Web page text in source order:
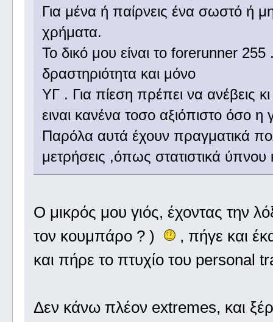
Για μένα ή παίρνεις ένα σωστό ή
χρήματα.
Το δικό μου είναι το forerunner
δραστηριότητα και μόνο
ΥΓ . Για πίεση πρέπει να ανέβεις
ειναι κανένα τοσο αξιόπιστο όσο
Παρόλα αυτά έχουν πραγματικά
μετρήσεις ,όπως στατιστικά ύπνου
Ο μικρός μου γιός, έχοντας την
τον κουμπάρο ? )
, πήγε και
και πήρε το πτυχίο του personal
Δεν κάνω πλέον extremes, και